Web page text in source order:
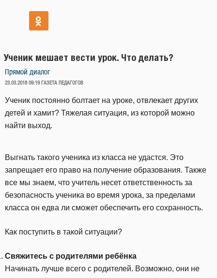
Ученик мешает вести урок. Что делать?
Прямой диалог
ОПУБЛИКОВАНО
23.03.2018 09:19 ГАЗЕТА ПЕДАГОГОВ
Ученик постоянно болтает на уроке, отвлекает других
детей и хамит? Тяжелая ситуация, из которой можно
найти выход.
Выгнать такого ученика из класса не удастся. Это
запрещает его право на получение образования. Также
все мы знаем, что учитель несет ответственность за
безопасность ученика во время урока, за пределами
класса он едва ли сможет обеспечить его сохранность.
Как поступить в такой ситуации?
Свяжитесь с родителями ребёнка
Начинать лучше всего с родителей. Возможно, они не